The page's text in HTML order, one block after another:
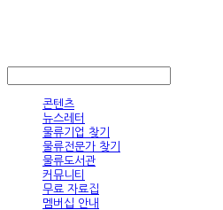
콘텐츠
뉴스레터
물류기업 찾기
물류전문가 찾기
물류도서관
커뮤니티
무료 자료집
멤버십 안내